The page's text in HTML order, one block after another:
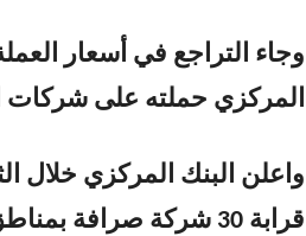
وجاء التراجع في أسعار
المركزي حملته على شركات
واعلن البنك المركزي خلال
قرابة 30 شركة صرافة بمناطق سيطرته جنوب اليمن.